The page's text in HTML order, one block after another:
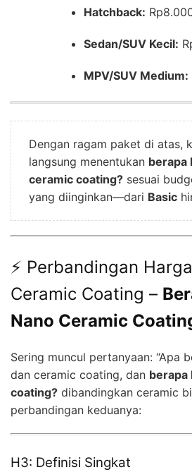
Hatchback:
Sedan/SUV Kecil:
MPV/SUV Medium:
Dengan ragam paket di atas,
langsung menentukan berapa
ceramic coating? sesuai
yang diinginkan—dari Basic
⚡ Perbandingan
Ceramic Coating –
Nano Ceramic
Sering muncul pertanyaan: “Apa
dan ceramic coating, dan berapa
coating? dibandingkan ceramic
perbandingan keduanya:
H3: Definisi Singkat